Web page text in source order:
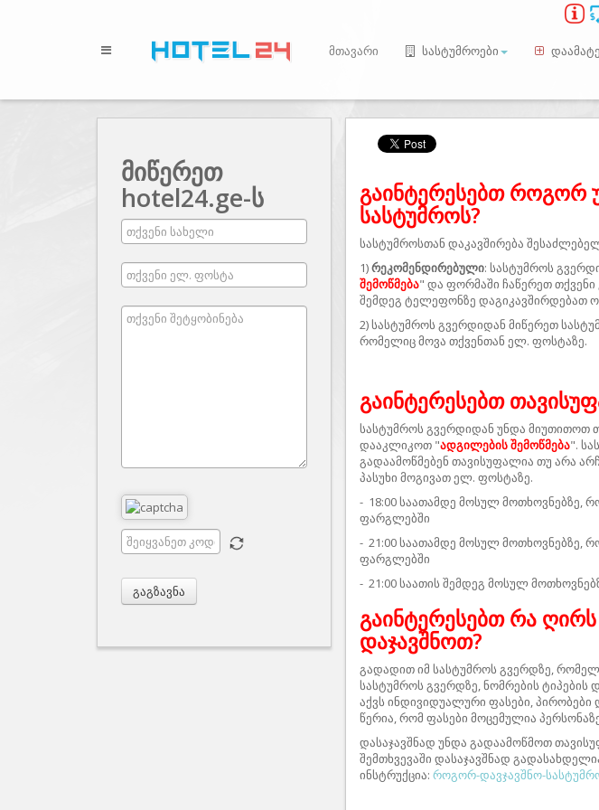
მთავარი სასტუმროები
გაინტერესებთ როგორ
სასტუმროს?
სასტუმროსთან დაკავშირება
1)რეკომენდირებული: სასტუმროს
შემოწმება" და ფორმაში ჩაწერეთ თქვენი
შემდეგ ტელეფონზე დაგიკავშირდებათ
2) სასტუმროს გვერდიდან მიწერეთ
რომელიც მოვა თქვენთან ელ. ფოსტაზე.
გაინტერესებთ
სასტუმროს გვერდიდან უნდა მიუთითოთ
დააკლიკოთ "ადგილების შემოწმება".
გადაამოწმებენ თავისუფალია თუ არა
პასუხი მოგივათ ელ. ფოსტაზე.
- 18:00 საათამდე მოსულ მოთხოვნებზე,
ფარგლებში
- 21:00 საათამდე მოსულ მოთხოვნებზე,
ფარგლებში
- 21:00 საათის შემდეგ მოსულ
გაინტერესებთ რა
დაჯავშნოთ?
გადადით იმ სასტუმროს გვერდზე,
სასტუმროს გვერდზე, ნომრების
აქვს ინდივიდუალური ფასები, პირობები
წერია, რომ ფასები მოცემულია
დასაჯავშნად უნდა გადაამოწმოთ
შემთხვევაში დასაჯავშნად
ინსტრუქცია: როგორ-დავჯავშნო-
მიწერეთ
hotel24.ge-ს
გაგზავნა